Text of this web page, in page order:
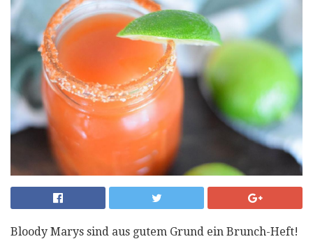
Bloody Marys sind aus gutem Grund ein Brunch-Heft!